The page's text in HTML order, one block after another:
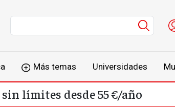
Más temas Universidades
sin límites desde 55 €/año